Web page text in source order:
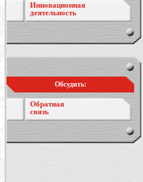
Инновационная
деятельность
Обсудить:
Обратная
связь